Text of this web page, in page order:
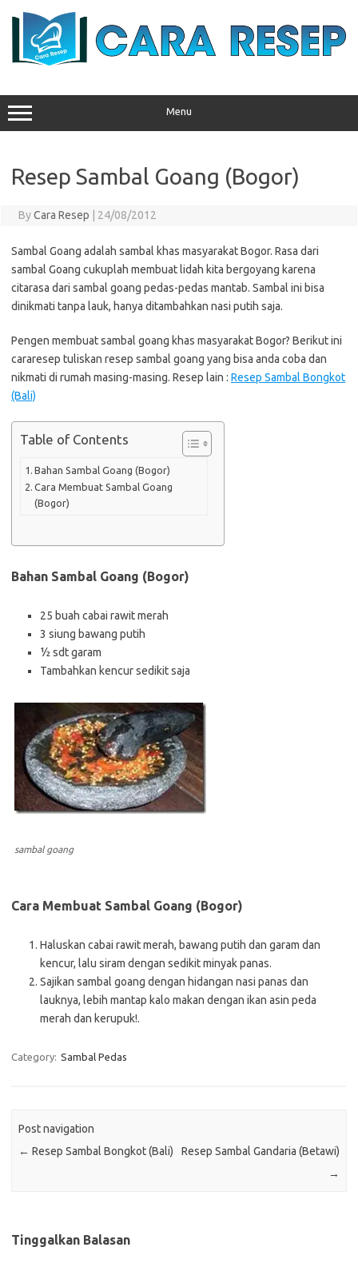
Menu
Resep Sambal Goang (Bogor)
ByCara Resep 24/08/2012
Sambal Goang adalah sambal khas masyarakat Bogor. Rasa dari
sambal Goang cukuplah membuat lidah kita bergoyang karena
citarasa dari sambal goang pedas-pedas mantab. Sambal ini bisa
dinikmati tanpa lauk, hanya ditambahkan nasi putih saja.
Pengen membuat sambal goang khas masyarakat Bogor? Berikut ini
cararesep tuliskan resep sambal goang yang bisa anda coba dan
nikmati di rumah masing-masing. Resep lain : Resep Sambal Bongkot
(Bali)
Table of Contents
Bahan Sambal Goang (Bogor)
Cara Membuat Sambal Goang
(Bogor)
Bahan Sambal Goang (Bogor)
25 buah cabai rawit merah
3 siung bawang putih
½ sdt garam
Tambahkan kencur sedikit saja
sambal goang
Cara Membuat Sambal Goang (Bogor)
Haluskan cabai rawit merah, bawang putih dan garam dan
kencur, lalu siram dengan sedikit minyak panas.
Sajikan sambal goang dengan hidangan nasi panas dan
lauknya, lebih mantap kalo makan dengan ikan asin peda
merah dan kerupuk!.
Category: Sambal Pedas
Post navigation
← Resep Sambal Bongkot (Bali)
Resep Sambal Gandaria (Betawi)
→
Tinggalkan Balasan